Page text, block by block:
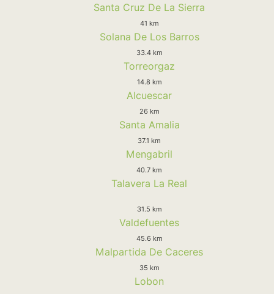
Santa Cruz De La Sierra
41 km
Solana De Los Barros
33.4 km
Torreorgaz
14.8 km
Alcuescar
26 km
Santa Amalia
37.1 km
Mengabril
40.7 km
Talavera La Real
31.5 km
Valdefuentes
45.6 km
Malpartida De Caceres
35 km
Lobon